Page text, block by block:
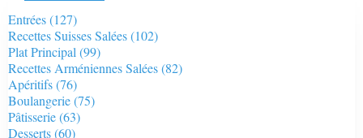
Entrées(127)
Recettes Suisses Salées(102)
Plat Principal(99)
Recettes Arméniennes Salées(82)
Apéritifs(76)
Boulangerie(75)
Pâtisserie(63)
Desserts(60)